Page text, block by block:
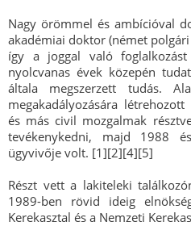
Nagy örömmel és ambícióval
akadémiai doktor (német
így a joggal való
nyolcvanas évek közepén
általa megszerzett tudás.
megakadályozására
és más civil mozgalmak
tevékenykedni, majd 1988
ügyvivője volt. [1][2][4][5]
Részt vett a lakiteleki
1989-ben rövid ideig
Kerekasztal és a Nemzeti